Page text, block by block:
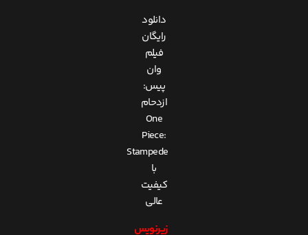
دانلود
رایگان
فیلم
وان
پیس:
ازدحام
One
Piece:
Stampede
با
کیفیت
عالی
زیرنویس